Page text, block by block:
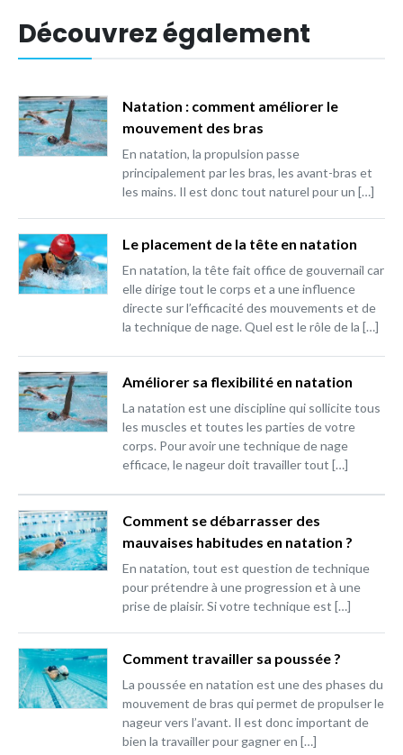
Découvrez également
Natation : comment améliorer le
mouvement des bras
En natation, la propulsion passe
principalement par les bras, les avant-bras et
les mains. Il est donc tout naturel pour un […]
Le placement de la tête en natation
En natation, la tête fait office de gouvernail car
elle dirige tout le corps et a une influence
directe sur l’efficacité des mouvements et de
la technique de nage. Quel est le rôle de la […]
Améliorer sa flexibilité en natation
La natation est une discipline qui sollicite tous
les muscles et toutes les parties de votre
corps. Pour avoir une technique de nage
efficace, le nageur doit travailler tout […]
Comment se débarrasser des
mauvaises habitudes en natation ?
En natation, tout est question de technique
pour prétendre à une progression et à une
prise de plaisir. Si votre technique est […]
Comment travailler sa poussée ?
La poussée en natation est une des phases du
mouvement de bras qui permet de propulser le
nageur vers l’avant. Il est donc important de
bien la travailler pour gagner en […]